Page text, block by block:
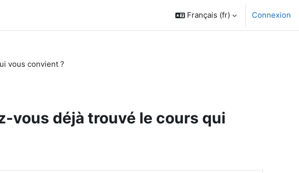
Français ‎(fr)‎ Connexion
vous convient ?
vous déjà trouvé le cours qui